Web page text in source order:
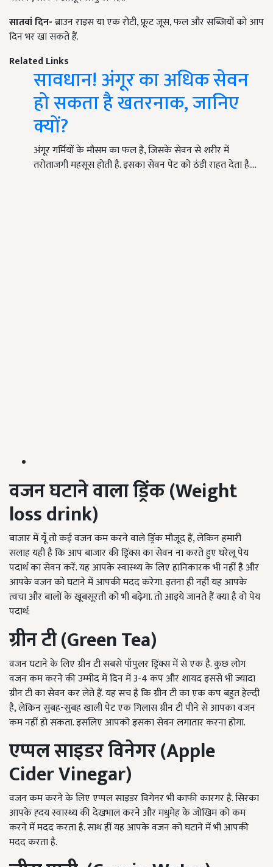
सातवां दिन-ब्राउन राइस या एक रोटी, फ्रूट जूस, फल और सब्जियों को आप
दिन भर खा सकते हैं.
Related Links
सावधान! अंगूर का अधिक सेवन
हो सकता है खतरनाक, जानिए
क्यों?
अंगूर गर्मियों के मौसम का फल है, जिसके सेवन से शरीर में
तरोताजगी महसूस होती है. इसका सेवन पेट को ठंडी राहत देता है.…
वजन घटाने वाला ड्रिंक (Weight
loss drink)
बाजार में यूँ तो कई वजन कम करने वाले ड्रिंक मौजूद हैं, लेकिन हमारी
सलाह यही है कि आप बाजार की ड्रिंक्स का सेवन ना करते हुए घरेलू पेय
पदार्थ का सेवन करें. यह आपके स्वास्थ्य के लिए हानिकारक भी नहीं है और
आपके वजन को घटाने में आपकी मदद करेगा. इतना ही नहीं यह आपके
त्वचा और बालों के खूबसूरती को भी बढ़ेगा. तो आइये जानते हैं क्या है वो पेय
पदार्थ:
ग्रीन टी (Green Tea)
वजन घटाने के लिए ग्रीन टी सबसे पॉपुलर ड्रिंक्स में से एक है. कुछ लोग
वजन कम करने की उम्मीद में दिन में 3-4 कप और शायद इससे भी ज्यादा
ग्रीन टी का सेवन कर लेते हैं. यह सच है कि ग्रीन टी का एक कप बहुत हेल्दी
है, लेकिन सुबह-सुबह खाली पेट एक गिलास ग्रीन टी पीने से आपका वजन
कम नहीं हो सकता. इसलिए आपको इसका सेवन लगातार करना होगा.
एप्पल साइडर विनेगर (Apple
Cider Vinegar)
वजन कम करने के लिए एप्पल साइडर विगेनर भी काफी कारगर है. सिरका
आपके ह्दय स्वास्थ्य की देखभाल करने और मधुमेह के जोखिम को कम
करने में मदद करता है. साथ हीं यह आपके वजन को घटाने में भी आपकी
मदद करता है.